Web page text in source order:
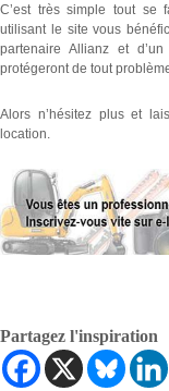
C’est très simple tout se
utilisant le site vous
partenaire Allianz et
protégeront de tout
Alors n’hésitez plus et
location.
Partagez l'inspiration